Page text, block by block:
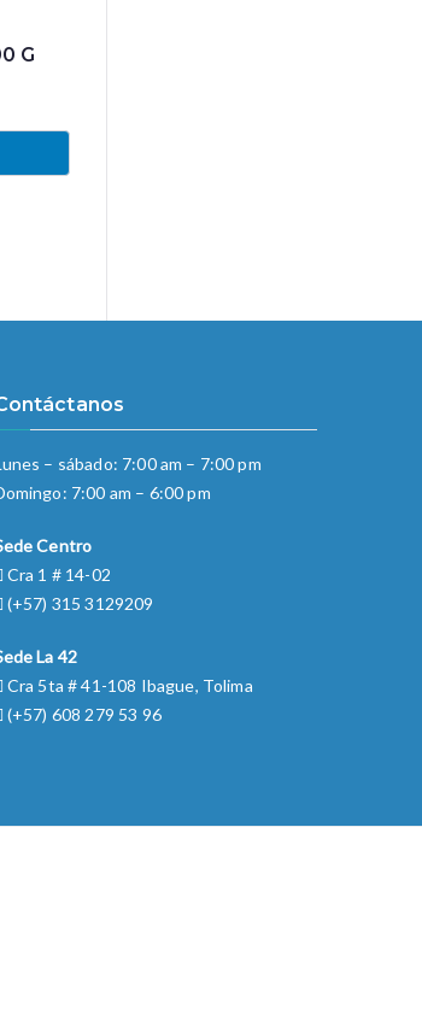
G
– sábado: 7:00 am – 7:00 pm
7:00 am – 6:00 pm
Centro
Cra 1 # 14-02
(+57) 315 3129209
La 42
Cra 5ta # 41-108 Ibague, Tolima
(+57) 608 279 53 96